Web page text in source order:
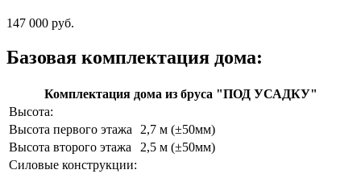
147 000 руб.
Базовая комплектация дома:
Комплектация дома из бруса "ПОД УСАДКУ"
Высота:
Высота первого этажа
2,7 м (±50мм)
Высота второго этажа
2,5 м (±50мм)
Силовые конструкции: